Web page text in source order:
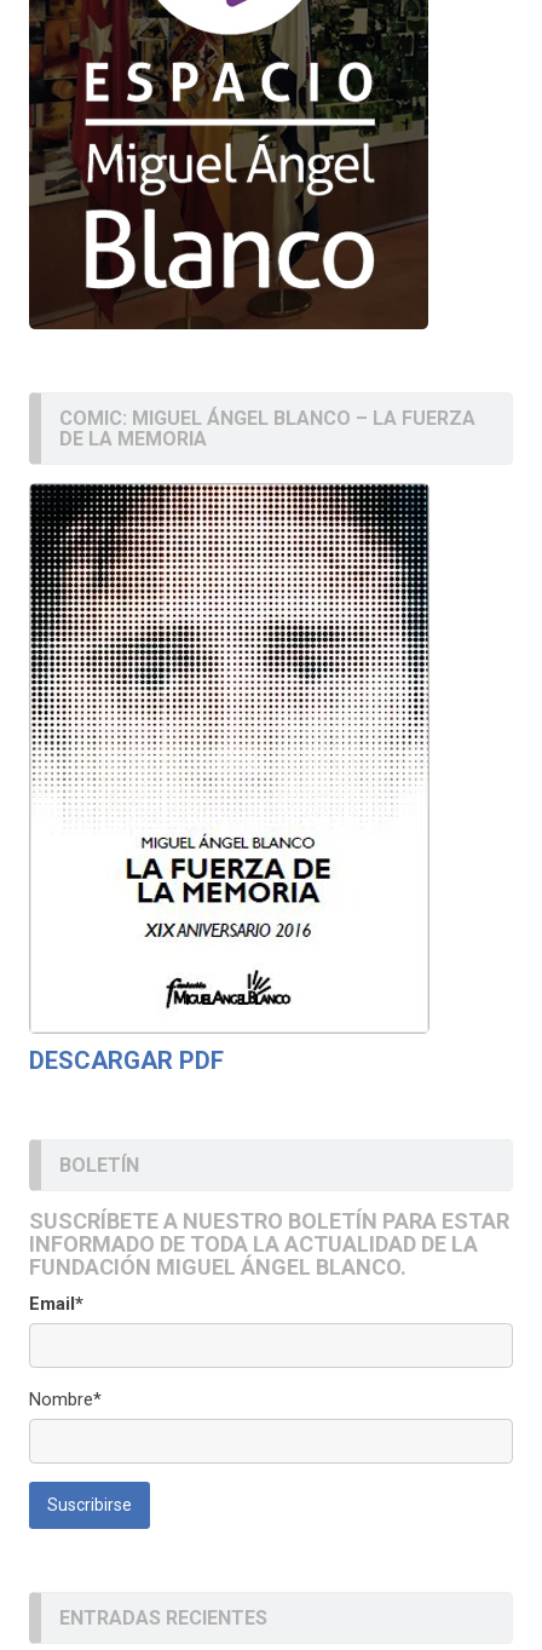
COMIC: MIGUEL ÁNGEL BLANCO – LA FUERZA
DE LA MEMORIA
DESCARGAR PDF
BOLETÍN
SUSCRÍBETE A NUESTRO BOLETÍN PARA ESTAR
INFORMADO DE TODA LA ACTUALIDAD DE LA
FUNDACIÓN MIGUEL ÁNGEL BLANCO.
Email*
Nombre*
ENTRADAS RECIENTES